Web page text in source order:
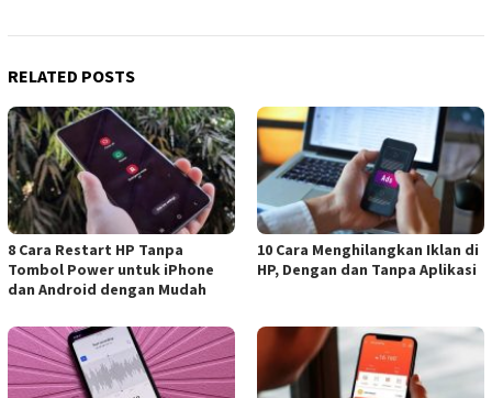
RELATED POSTS
8 Cara Restart HP Tanpa
Tombol Power untuk iPhone
dan Android dengan Mudah
10 Cara Menghilangkan Iklan di
HP, Dengan dan Tanpa Aplikasi